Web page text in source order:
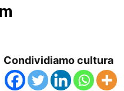
Condividiamo cultura